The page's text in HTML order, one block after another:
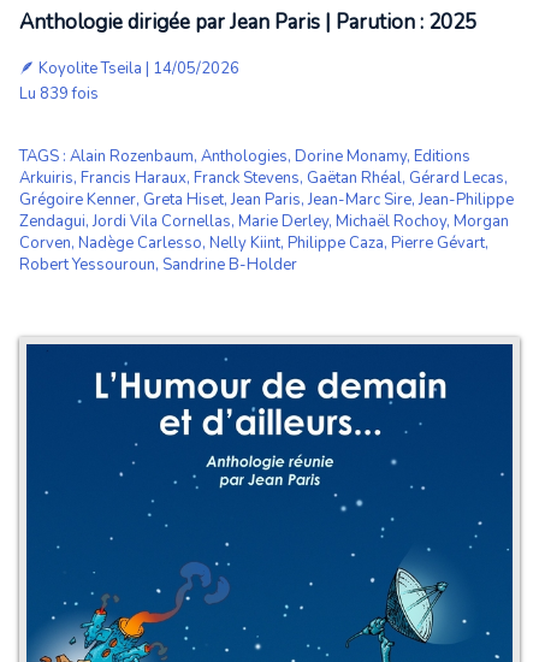
Anthologie dirigée par Jean Paris | Parution : 2025
🪶 Koyolite Tseila | 14/05/2026
Lu 839 fois
TAGS : Alain Rozenbaum, Anthologies, Dorine Monamy, Editions
Arkuiris, Francis Haraux, Franck Stevens, Gaëtan Rhéal, Gérard Lecas,
Grégoire Kenner, Greta Hiset,Jean Paris,Jean-Marc Sire,Jean-Philippe
Zendagui,Jordi Vila Cornellas, Marie Derley, Michaël Rochoy, Morgan
Corven, Nadège Carlesso, Nelly Kiint, Philippe Caza, Pierre Gévart,
Robert Yessouroun, Sandrine B-Holder